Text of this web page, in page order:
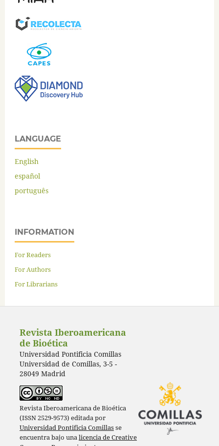
LANGUAGE
English
español
português
INFORMATION
For Readers
For Authors
For Librarians
Revista Iberoamericana
de Bioética
Universidad Pontificia Comillas
Universidad de Comillas, 3-5 -
28049 Madrid
Revista Iberoamericana de Bioética
(ISSN 2529-9573) editada por
Universidad Pontificia Comillasse
encuentra bajo unalicencia de Creative